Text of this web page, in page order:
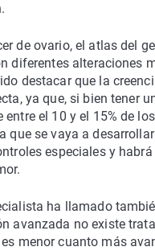
de ovario, el atlas del
diferentes alteraciones
destacar que la
ya que, si bien tener
entre el 10 y el 15% de
que se vaya a
especiales y
ha llamado
avanzada no existe
menor cuanto más